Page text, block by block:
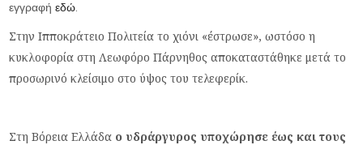
εγγραφήεδώ
Στην Ιπποκράτειο Πολιτεία το χιόνι «έστρωσε», ωστόσο η
κυκλοφορία στη Λεωφόρο Πάρνηθος αποκαταστάθηκε μετά το
προσωρινό κλείσιμο στο ύψος του τελεφερίκ.
Στη Βόρεια Ελλάδα ο υδράργυρος υποχώρησε έως και τους